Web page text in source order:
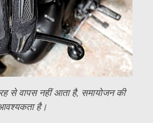
से वापस नहीं आता है, समायोजन की
है।